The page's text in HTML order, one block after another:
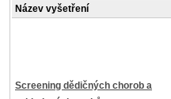
Název vyšetření
Screening dědičných chorob a